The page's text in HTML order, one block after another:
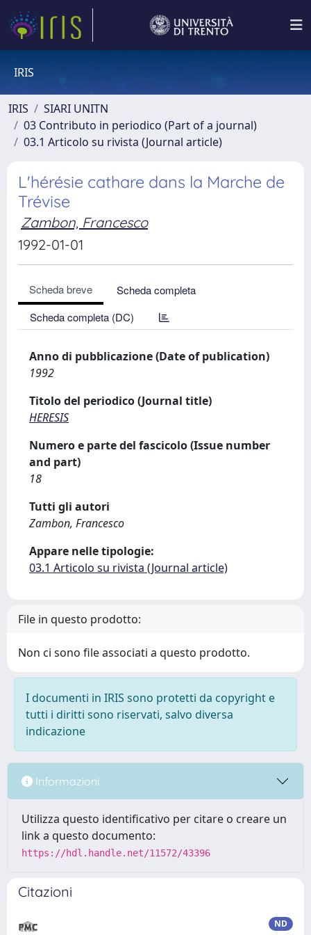
IRIS
IRIS
SIARI UNITN
03 Contributo in periodico (Part of a journal)
03.1 Articolo su rivista (Journal article)
L'hérésie cathare dans la Marche de
Trévise
Zambon, Francesco
1992-01-01
Scheda breve
Scheda completa
Scheda completa (DC)
Anno di pubblicazione (Date of publication)
1992
Titolo del periodico (Journal title)
HERESIS
Numero e parte del fascicolo (Issue number
and part)
18
Tutti gli autori
Zambon, Francesco
Appare nelle tipologie:
03.1 Articolo su rivista (Journal article)
File in questo prodotto:
Non ci sono file associati a questo prodotto.
I documenti in IRIS sono protetti da copyright e
tutti i diritti sono riservati, salvo diversa
indicazione
Informazioni
Utilizza questo identificativo per citare o creare un
link a questo documento:
https://hdl.handle.net/11572/43396
Citazioni
ND